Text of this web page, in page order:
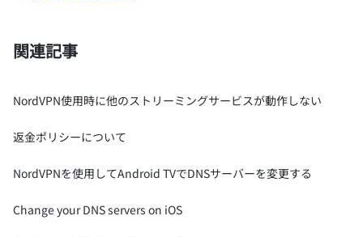
関連記事
NordVPN使用時に他のストリーミングサービスが動作しない
返金ポリシーについて
NordVPNを使用してAndroid TVでDNSサーバーを変更する
Change your DNS servers on iOS